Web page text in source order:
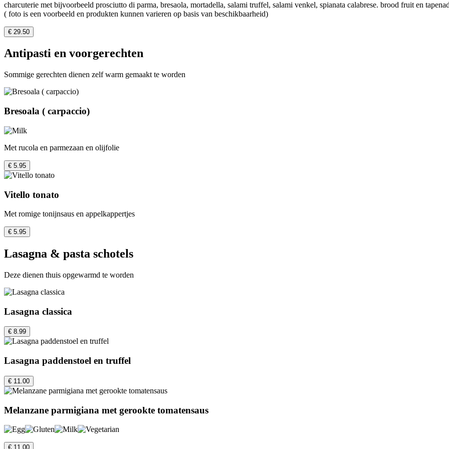
charcuterie met bijvoorbeeld prosciutto di parma, bresaola, mortadella, salami truffel, salami venkel, spianata calabrese. brood fruit en
( foto is een voorbeeld en produkten kunnen varieren op basis van beschikbaarheid)
€ 29.50
Antipasti en voorgerechten
Sommige gerechten dienen zelf warm gemaakt te worden
Bresoala ( carpaccio)
Met rucola en parmezaan en olijfolie
€ 5.95
Vitello tonato
Met romige tonijnsaus en appelkappertjes
€ 5.95
Lasagna & pasta schotels
Deze dienen thuis opgewarmd te worden
Lasagna classica
€ 8.99
Lasagna paddenstoel en truffel
€ 11.00
Melanzane parmigiana met gerookte tomatensaus
€ 11.00